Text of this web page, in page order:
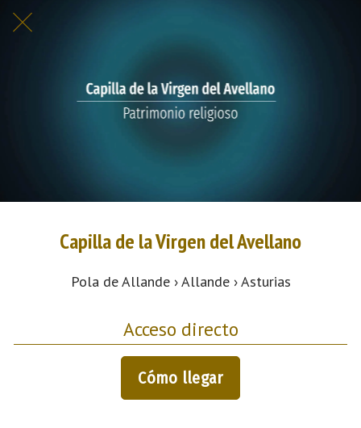
Capilla de la Virgen del Avellano
Pola de Allande › Allande › Asturias
Acceso directo
Cómo llegar